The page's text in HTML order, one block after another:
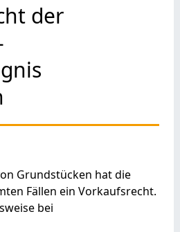
der
Grundstücken hat die
Fällen ein Vorkaufsrecht.
bei